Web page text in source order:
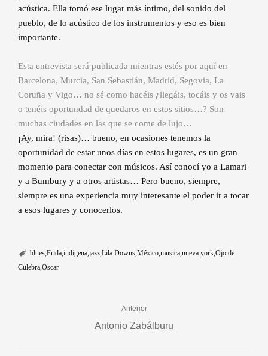
acústica. Ella tomó ese lugar más íntimo, del sonido del
pueblo, de lo acústico de los instrumentos y eso es bien
importante.
Esta entrevista será publicada mientras estés por aquí en
Barcelona, Murcia, San Sebastián, Madrid, Segovia, La
Coruña y Vigo… no sé como hacéis ¿llegáis, tocáis y os vais
o tenéis oportundad de quedaros en estos sitios…? Son
muchas ciudades en las que se come de lujo…
¡Ay, mira! (risas)… bueno, en ocasiones tenemos la
oportunidad de estar unos días en estos lugares, es un gran
momento para conectar con músicos. Así conocí yo a Lamari
y a Bumbury y a otros artistas… Pero bueno, siempre,
siempre es una experiencia muy interesante el poder ir a tocar
a esos lugares y conocerlos.
blues Frida indígena jazz Lila Downs México musica nueva york Ojo de
Culebra Oscar
Anterior
Antonio Zabálburu